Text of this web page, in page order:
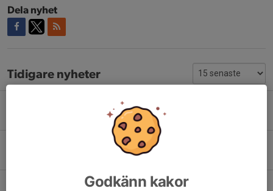
Dela nyhet
Tidigare nyheter
JRF-dagen med Prova-på!
Sporting på Skeeten 6/8!
Tjejskytte kula måndag 3/8
Godkänn kakor